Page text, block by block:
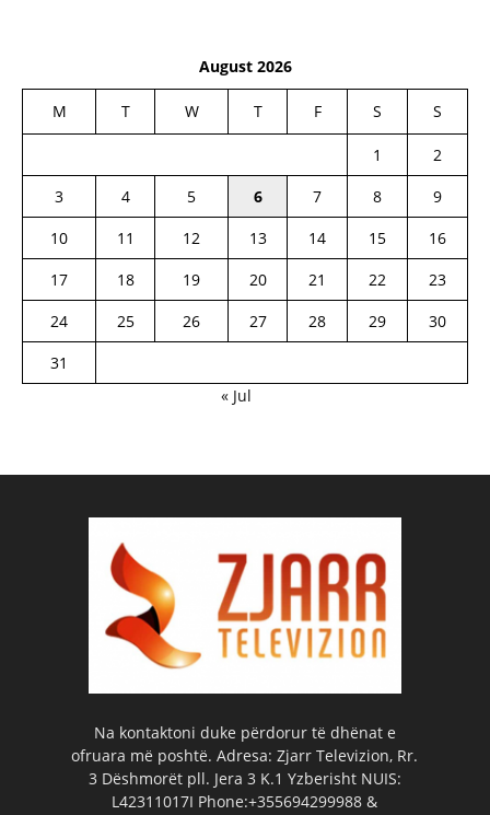
August 2026
M T W T F S S
1
2
3
4 5 6 7 8
9
10
11 12 13 14 15
16
17
18 19 20 21 22
23
24
25 26 27 28 29
30
31
« Jul
Na kontaktoni duke përdorur të dhënat e
ofruara më poshtë. Adresa: Zjarr Televizion, Rr.
3 Dëshmorët pll. Jera 3 K.1 Yzberisht NUIS:
L42311017I Phone:+355694299988 &